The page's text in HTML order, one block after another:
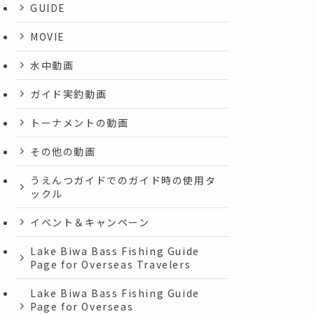
GUIDE
MOVIE
水中動画
ガイド実釣動画
トーナメントの動画
その他の動画
うえんつガイドでのガイド時の使用タ
ックル
イベント＆キャンペーン
Lake Biwa Bass Fishing Guide
Page for Overseas Travelers
Lake Biwa Bass Fishing Guide
Page for Overseas